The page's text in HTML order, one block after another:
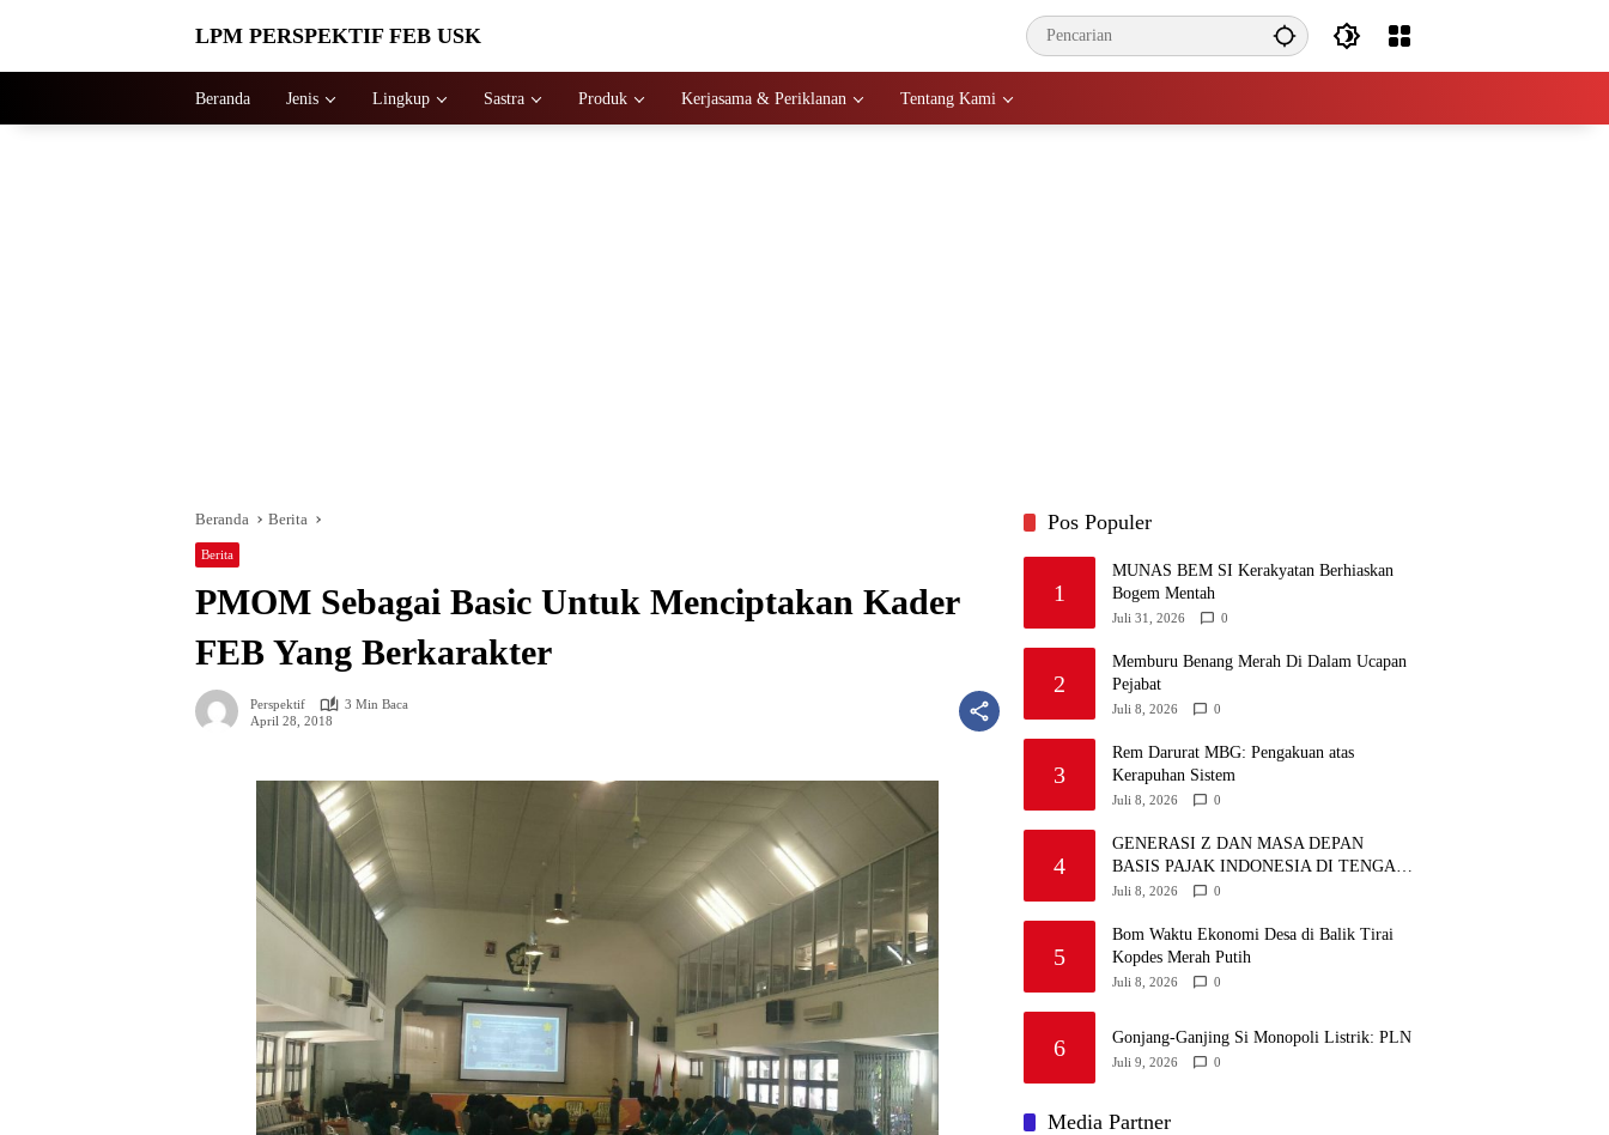
LPM PERSPEKTIF FEB USK
Beranda Jenis Lingkup Sastra Produk Kerjasama & Periklanan Tentang Kami
Beranda Berita
Berita
PMOM Sebagai Basic Untuk Menciptakan Kader
FEB Yang Berkarakter
Perspektif
3 Min Baca
April 28, 2018
Pos Populer
1
MUNAS BEM SI Kerakyatan Berhiaskan
Bogem Mentah
Juli 31, 2026 0
2
Memburu Benang Merah Di Dalam Ucapan
Pejabat
Juli 8, 2026 0
3
Rem Darurat MBG: Pengakuan atas
Kerapuhan Sistem
Juli 8, 2026 0
4
GENERASI Z DAN MASA DEPAN
BASIS PAJAK INDONESIA DI TENGAH
DISRUPSI GLOBAL
Juli 8, 2026 0
5
Bom Waktu Ekonomi Desa di Balik Tirai
Kopdes Merah Putih
Juli 8, 2026 0
6 Gonjang-Ganjing Si Monopoli Listrik: PLN
Juli 9, 2026 0
Media Partner